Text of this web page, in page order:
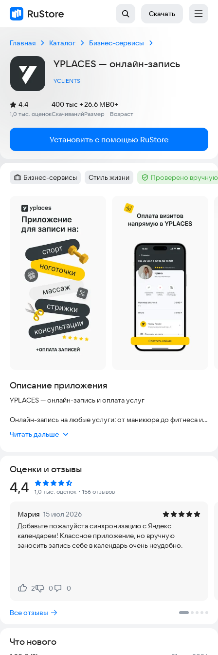
Скачать
Главная Каталог Бизнес-сервисы
YPLACES — онлайн-запись
YCLIENTS
Рейтинг:
4,4
(
1,0 тыс. оценок
)
Скачиваний
400 тыс +
Размер
26.6 MB
Возраст
0+
Установить с помощью RuStore
Категория :
Бизнес-сервисы Тег:
Стиль жизни Тег :Проверено
Скриншоты
Описание приложения
YPLACES — онлайн-запись и оплата услуг
Онлайн-запись на любые услуги: от маникюра до фитнеса и
оплачивайте услуги без очереди, смотрите историю
• Записывайтесь в любимые места
Если вы ранее записывались через YCLIENTS, ваш визит
автоматически сохранится в YPLACES. Вы сможете
посмотреть историю своих визитов и быстро повторить
• Переносите записи
Через YPLACES легко изменить время или день записи. Не
нужно искать соцсети салона, звонить администратору,
Привяжите карту в YPLACES. Оплачивайте по клику в
приложении или подключайте автоплатеж. Сумма
ресепшен. Все как в сервисах доставки и такси.
B приложении видны дата и время, а также адрес и контакты
Читать дальше
Оценки и отзывы
Рейтинг:
4,4 1,0 тыс. оценок ・156 отзывов
Мария 15 июл 2026
Добавьте пожалуйста синхронизацию с Яндекс
календарем! Классное приложение, но вручную
заносить запись себе в календарь очень неудобно.
Нравится:
2Не нравится:
0 0
Все отзывы
Что нового